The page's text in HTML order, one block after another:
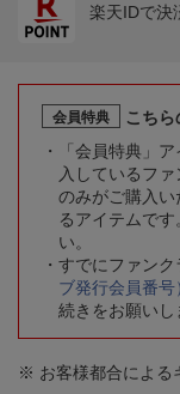
楽天IDで決
会員特典
こち
「会員特典」
入しているフ
のみがご購入
るアイテムで
い。
すでにファンク
ブ発行会員番号
続きをお願いし
※ お客様都合による